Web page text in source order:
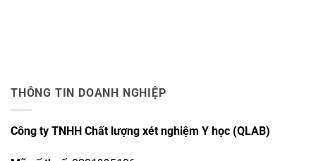
THÔNG TIN DOANH NGHIỆP
Công ty TNHH Chất lượng xét nghiệm Y học (QLAB)